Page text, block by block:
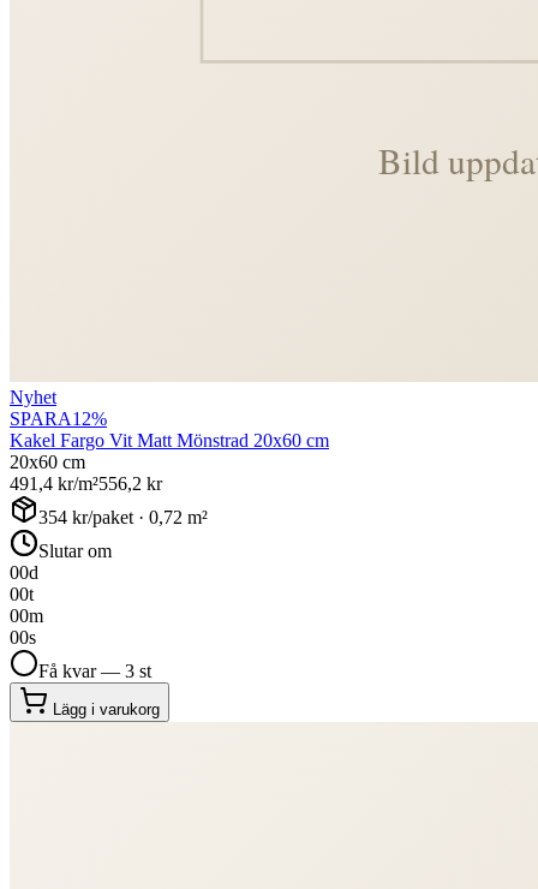
Nyhet
SPARA12%
Kakel Fargo Vit Matt Mönstrad 20x60 cm
20x60 cm
491,4 kr/m²556,2 kr
354 kr/paket · 0,72 m²
Slutar om
00d
00t
00m
00s
Få kvar — 3 st
Lägg i varukorg